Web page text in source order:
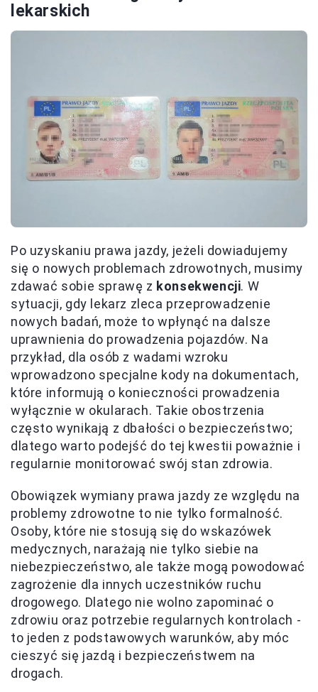
lekarskich
Po uzyskaniu prawa jazdy, jeżeli dowiadujemy
się o nowych problemach zdrowotnych, musimy
zdawać sobie sprawę z konsekwencji. W
sytuacji, gdy lekarz zleca przeprowadzenie
nowych badań, może to wpłynąć na dalsze
uprawnienia do prowadzenia pojazdów. Na
przykład, dla osób z wadami wzroku
wprowadzono specjalne kody na dokumentach,
które informują o konieczności prowadzenia
wyłącznie w okularach. Takie obostrzenia
często wynikają z dbałości o bezpieczeństwo;
dlatego warto podejść do tej kwestii poważnie i
regularnie monitorować swój stan zdrowia.
Obowiązek wymiany prawa jazdy ze względu na
problemy zdrowotne to nie tylko formalność.
Osoby, które nie stosują się do wskazówek
medycznych, narażają nie tylko siebie na
niebezpieczeństwo, ale także mogą powodować
zagrożenie dla innych uczestników ruchu
drogowego. Dlatego nie wolno zapominać o
zdrowiu oraz potrzebie regularnych kontrolach -
to jeden z podstawowych warunków, aby móc
cieszyć się jazdą i bezpieczeństwem na
drogach.